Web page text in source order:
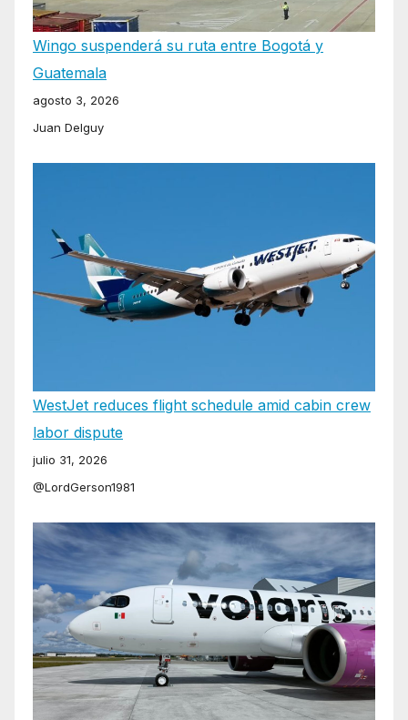
Wingo suspenderá su ruta entre Bogotá y
Guatemala
agosto 3, 2026
Juan Delguy
WestJet reduces flight schedule amid cabin crew
labor dispute
julio 31, 2026
@LordGerson1981